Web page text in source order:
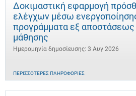
Δοκιμαστική εφαρμογή
ελέγχων μέσω
προγράμματα εξ αποστάσεως
μάθησης
Ημερομηνία δημοσίευσης: 3 Αυγ 2026
ΠΕΡΙΣΣΌΤΕΡΕΣ ΠΛΗΡΟΦΟΡΊΕΣ